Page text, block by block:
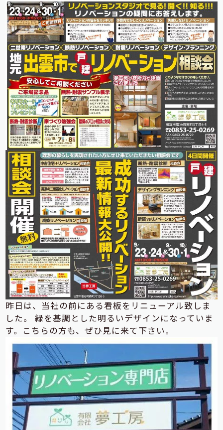
昨日は、当社の前にある看板をリニューアル致しま
した。 緑を基調とした明るいデザインになっていま
す。こちらの方も、ぜひ見に来て下さい。